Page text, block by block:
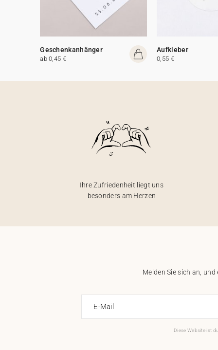
Geschenkanhänger
ab 0,45 €
Aufkleber
0,55 €
Ihre Zufriedenheit liegt uns
besonders am Herzen
Melden Sie sich an,
E-Mail
Diese Website ist